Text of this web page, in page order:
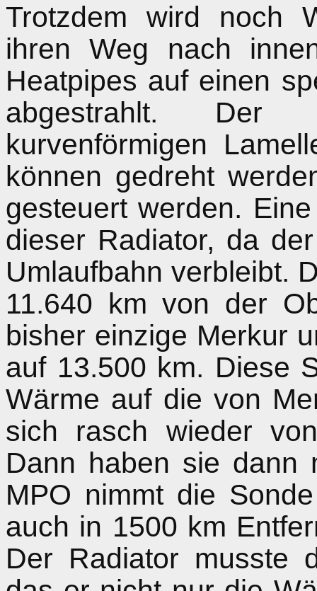
Trotzdem wird noch
ihren Weg nach
Heatpipes auf einen
abgestrahlt. Der
kurvenförmigen
können gedreht
gesteuert werden.
dieser Radiator, da
Umlaufbahn verbleibt.
11.640 km von der
bisher einzige Merkur
auf 13.500 km. Diese
Wärme auf die von
sich rasch wieder
Dann haben sie dann
MPO nimmt die
auch in 1500 km
Der Radiator musste